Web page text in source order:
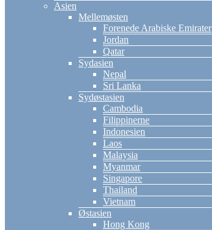
Asien
Mellemøsten
Forenede Arabiske Emirater
Jordan
Qatar
Sydasien
Nepal
Sri Lanka
Sydøstasien
Cambodia
Filippinerne
Indonesien
Laos
Malaysia
Myanmar
Singapore
Thailand
Vietnam
Østasien
Hong Kong